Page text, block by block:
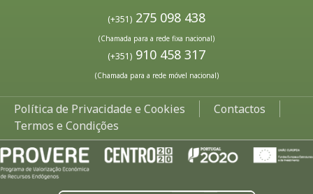
(+351) 275 098 438
(Chamada para a rede fixa nacional)
(+351) 910 458 317
(Chamada para a rede móvel nacional)
Política de Privacidade e Cookies
Contactos
Termos e Condições